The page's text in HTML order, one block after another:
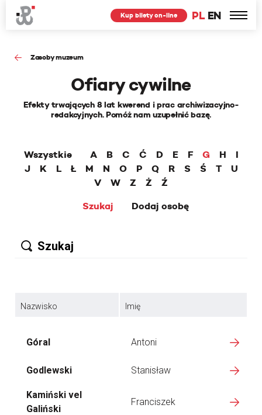
PL EN
Kup bilety on-line
Zasoby muzeum
Ofiary cywilne
Efekty trwających 8 lat kwerend i prac archiwizacyjno-
redakcyjnych. Pomóż nam uzupełnić bazę.
Wszystkie A B C Ć D E F G H
I
J
K L Ł M N O P Q R S Ś T
U
V
W Z Ż
Ź
Szukaj
Dodaj osobę
Nazwisko Imię
Góral Antoni
Godlewski Stanisław
Kamiński vel
Galiński
Franciszek